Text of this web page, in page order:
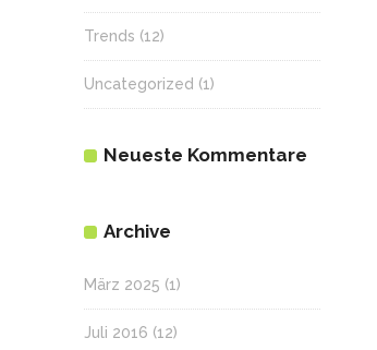
Trends (12)
Uncategorized (1)
Neueste Kommentare
Archive
März 2025 (1)
Juli 2016 (12)